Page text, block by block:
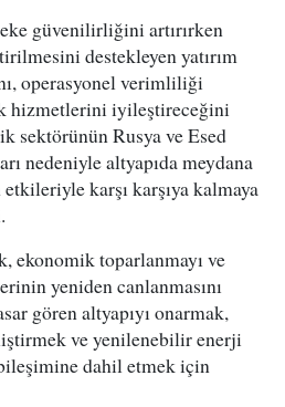
güvenilirliğini artırırken
destekleyen yatırım
operasyonel verimliliği
hizmetlerini iyileştireceğini
sektörünün Rusya ve Esed
nedeniyle altyapıda meydana
etkileriyle karşı karşıya kalmaya
ekonomik toparlanmayı ve
yeniden canlanmasını
gören altyapıyı onarmak,
ve yenilenebilir enerji
dahil etmek için